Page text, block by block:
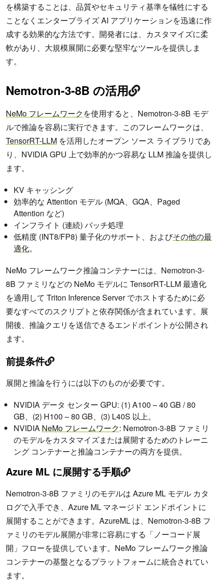
を構築することは、品質やセキュリティ基準を犠牲にする
ことなくエンタープライズ AI アプリケーションを迅速に作
成する効果的な方法です。開発者には、カスタマイズに柔
軟があり、大規模展開に必要な堅牢なツールを提供しま
す。
Nemotron-3-8B の活用
NeMo フレームワークを使用すると、Nemotron-3-8B モデ
ルで推論を容易に実行できます。このフレームワークは、
TensorRT-LLM を活用したオープン ソース ライブラリであ
り、NVIDIA GPU 上で効率的かつ容易な LLM 推論を提供し
ます。
KV キャッシング
効率的な Attention モデル (MQA、GQA、Paged
Attention など)
インフライト (連続) バッチ処理
低精度 (INT8/FP8) 量子化のサポート、およびその他の最
適化。
NeMo フレームワーク推論コンテナーには、Nemotron-3-
8B ファミリなどの NeMo モデルに TensorRT-LLM 最適化
を適用して Triton Inference Server でホストするために必
要なすべてのスクリプトと依存関係が含まれています。展
開後、推論クエリを送信できるエンドポイントが公開され
ます。
前提条件
展開と推論を行うには以下のものが必要です。
NVIDIA データ センター GPU: (1) A100 – 40 GB / 80
GB、(2) H100 – 80 GB、(3) L40S 以上。
NVIDIA NeMo フレームワーク: Nemotron-3-8B ファミリ
のモデルをカスタマイズまたは展開するためのトレーニ
ング コンテナーと推論コンテナーの両方を提供。
Azure ML に展開する手順
Nemotron-3-8B ファミリのモデルは Azure ML モデル カタ
ログで入手でき、Azure ML マネージド エンドポイントに
展開することができます。AzureML は、Nemotron-3-8B フ
ァミリのモデル展開が非常に容易にする「ノーコード展
開」フローを提供しています。NeMo フレームワーク推論
コンテナーの基盤となるプラットフォームに統合されてい
ます。